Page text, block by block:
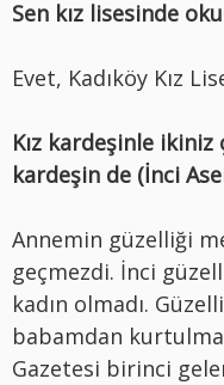
Sen kız lisesinde
Evet, Kadıköy Kız
Kız kardeşinle ikiniz
kardeşin de (İnci
Annemin güzelliği
geçmezdi. İnci
kadın olmadı.
babamdan
Gazetesi birinci